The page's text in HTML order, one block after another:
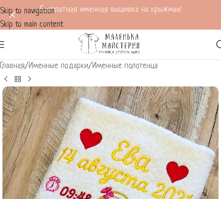
Skip to navigation
Skip to main content
Бесплатная именная вышивка на крыжмах!
Главная/Именные подарки/Именные полотенца